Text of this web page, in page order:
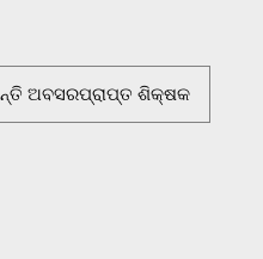
ଅବସରପ୍ରାପ୍ତ ଶିକ୍ଷକ